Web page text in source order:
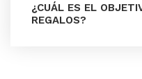
¿CUÁL ES EL
REGALOS?